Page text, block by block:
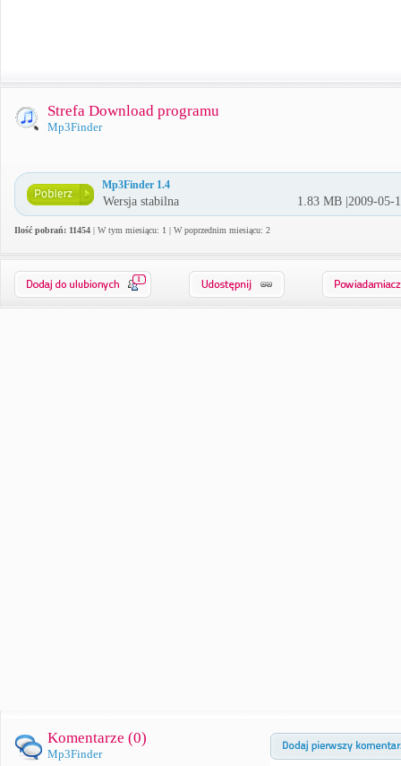
Strefa Download programu
Mp3Finder
Mp3Finder 1.4
Wersja stabilna 1.83 MB |2009-05-
Ilość pobrań: 11454 | W tym miesiącu: 1 | W poprzednim miesiącu: 2
1
Komentarze (0)
Mp3Finder